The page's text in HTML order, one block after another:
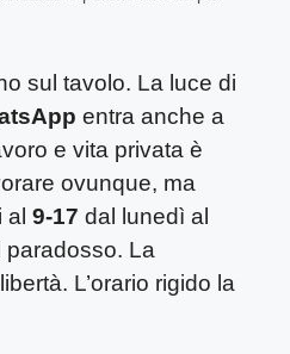
sul tavolo. La luce di
entra anche a
e vita privata è
ovunque, ma
al 9-17 dal lunedì al
La
L’orario rigido la